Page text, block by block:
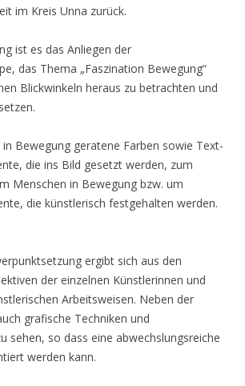
im Kreis Unna zurück.
ist es das Anliegen der
das Thema „Faszination Bewegung“
Blickwinkeln heraus zu betrachten und
Bewegung geratene Farben sowie Text-
die ins Bild gesetzt werden, zum
Menschen in Bewegung bzw. um
die künstlerisch festgehalten werden.
ergibt sich aus den
der einzelnen Künstlerinnen und
Arbeitsweisen. Neben der
grafische Techniken und
sehen, so dass eine abwechslungsreiche
werden kann.